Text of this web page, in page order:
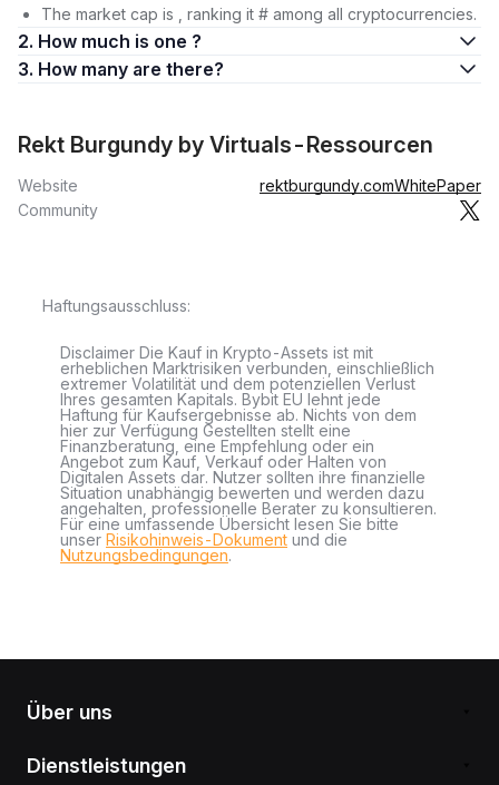
The market cap is , ranking it # among all cryptocurrencies.
2. How much is one ?
3. How many are there?
Rekt Burgundy by Virtuals-Ressourcen
Website rektburgundy.comWhitePaper
Community
Haftungsausschluss:
Disclaimer Die Kauf in Krypto-Assets ist mit
erheblichen Marktrisiken verbunden, einschließlich
extremer Volatilität und dem potenziellen Verlust
Ihres gesamten Kapitals. Bybit EU lehnt jede
Haftung für Kaufsergebnisse ab. Nichts von dem
hier zur Verfügung Gestellten stellt eine
Finanzberatung, eine Empfehlung oder ein
Angebot zum Kauf, Verkauf oder Halten von
Digitalen Assets dar. Nutzer sollten ihre finanzielle
Situation unabhängig bewerten und werden dazu
angehalten, professionelle Berater zu konsultieren.
Für eine umfassende Übersicht lesen Sie bitte
unser Risikohinweis-Dokument und die
Nutzungsbedingungen.
Über uns
Dienstleistungen